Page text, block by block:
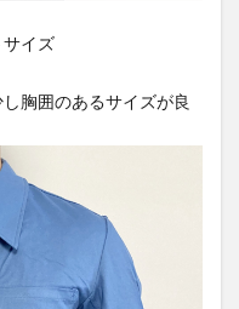
イズ
胸囲のあるサイズが良